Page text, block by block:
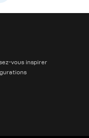
vous inspirer